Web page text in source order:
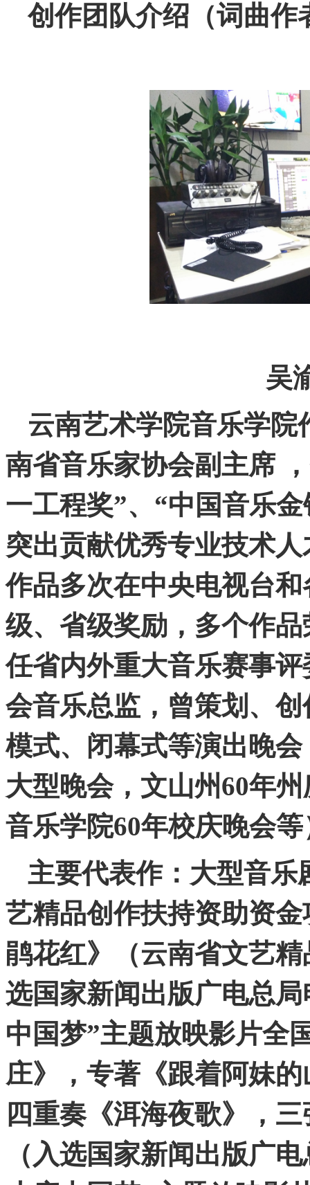
创作团队介绍（词曲作
吴
云南艺术学院音乐学
南省音乐家协会副主席
一工程奖”、“中国音乐
突出贡献优秀专业技术
作品多次在中央电视台
级、省级奖励，多个作
任省内外重大音乐赛事
会音乐总监，曾策划、
模式、闭幕式等演出晚
大型晚会，文山州60年州
音乐学院60年校庆晚会等
主要代表作：大型音乐
艺精品创作扶持资助资
鹃花红》（云南省文艺
选国家新闻出版广电总
中国梦”主题放映影片全
庄》，专著《跟着阿妹
四重奏《洱海夜歌》，三
（入选国家新闻出版广